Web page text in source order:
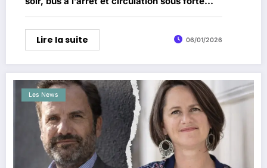
vigilance
Lire la suite 06/01/2026
Les News